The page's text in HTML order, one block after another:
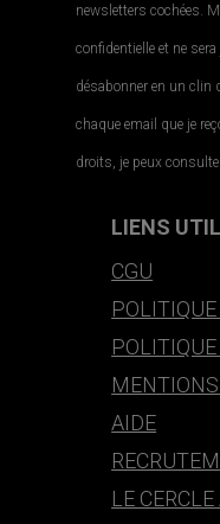
newsletters cochées.
confidentielle et ne
désabonner en un clin
chaque email que je
droits, je peux
LIENS
CGU
AIDE
LE